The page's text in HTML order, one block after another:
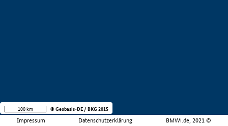
Impressum Datenschutzerklärung BMWi.de, 2021 ©
100 km © Geobasis-DE / BKG 2015